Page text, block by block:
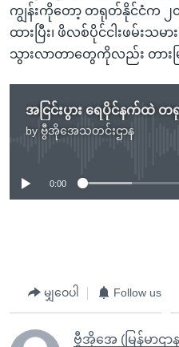
ကျွန်းကိုတော့ တရုတ်နိုင်ငံက ၂
ထားပြီး၊ ဖိလစ်ပိုင်ငါးဖမ်းသမ
သွားလာတာတွေကိုလည်း တားမ
by ဗွီအိုအေသတင်းဌာန
No media
0:00
မျှဝေပါ Follow us
ဗွီအိုအေ (မြန်မာဌာ